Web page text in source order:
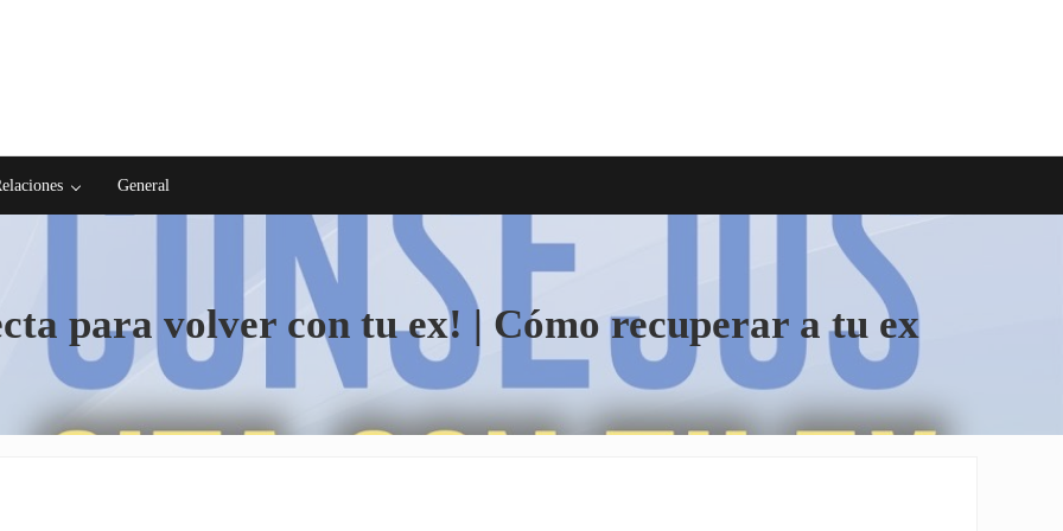
General
para volver con tu ex! | Cómo recuperar a tu ex